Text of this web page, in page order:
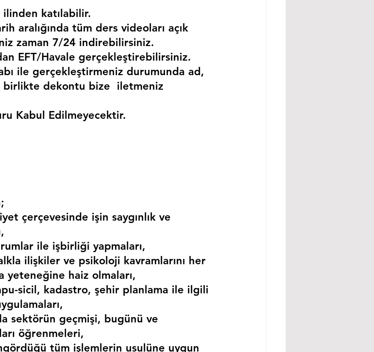
ilinden katılabilir.
aralığında tüm ders videoları açık
zaman 7/24 indirebilirsiniz.
EFT/Havale gerçekleştirebilirsiniz.
ile gerçekleştirmeniz durumunda ad,
birlikte dekontu bize  iletmeniz
Kabul Edilmeyecektir.
çerçevesinde işin saygınlık ve
ile işbirliği yapmaları,
ilişkiler ve psikoloji kavramlarını her
haiz olmaları,
sicil, kadastro, şehir planlama ile ilgili
sektörün geçmişi, bugünü ve
öğrenmeleri,
tüm işlemlerin usulüne uygun